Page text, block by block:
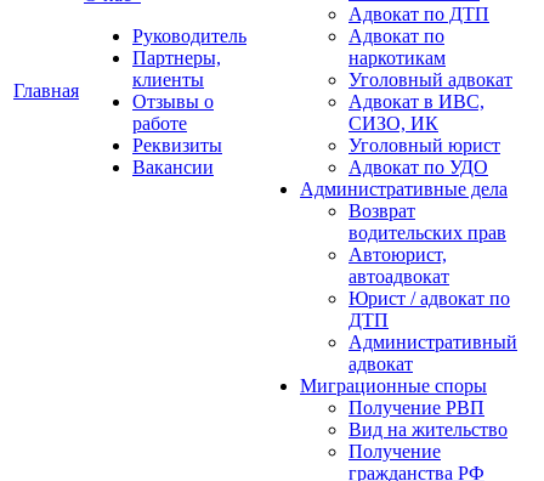
Главная
Руководитель
Партнеры,
клиенты
Отзывы о
работе
Реквизиты
Вакансии
Адвокат по ДТП
Адвокат по
наркотикам
Уголовный адвокат
Адвокат в ИВС,
СИЗО, ИК
Уголовный юрист
Адвокат по УДО
Административные дела
Возврат
водительских прав
Автоюрист,
автоадвокат
Юрист / адвокат по
ДТП
Административный
адвокат
Миграционные споры
Получение РВП
Вид на жительство
Получение
гражданства РФ